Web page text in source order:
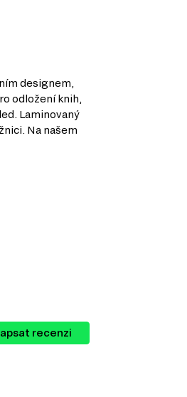
designem,
odložení knih,
Laminovaný
Na našem
recenzi